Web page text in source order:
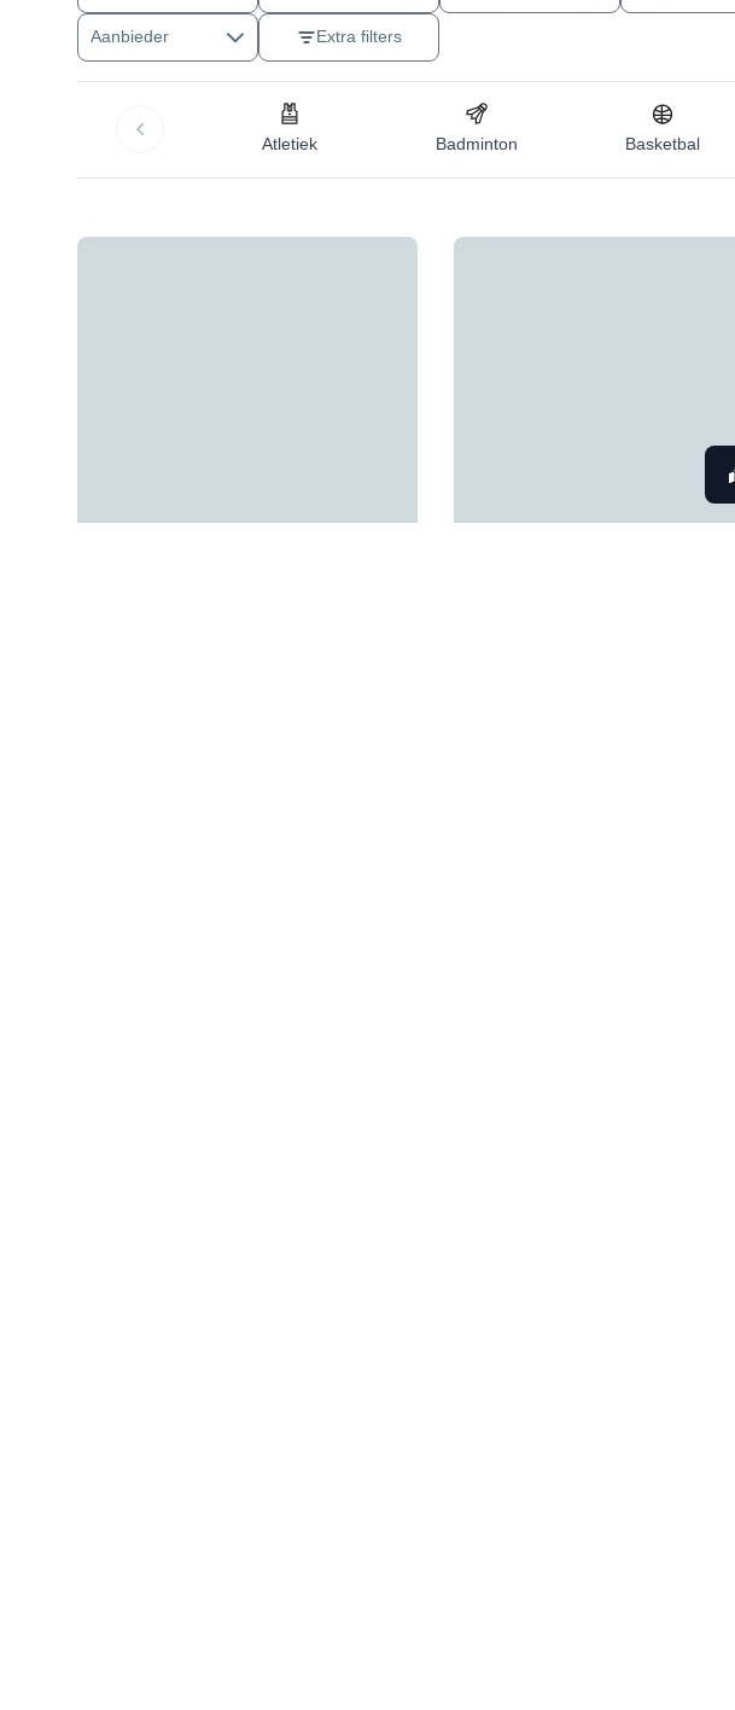
Aanbieder Extra filters
Atletiek Badminton Basketbal